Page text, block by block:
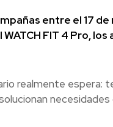
entre el 17 de
FIT 4 Pro,
realmente espera: